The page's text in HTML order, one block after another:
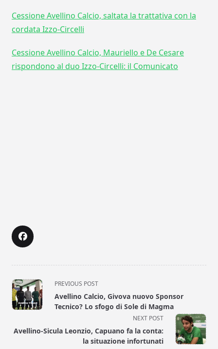
Cessione Avellino Calcio, saltata la trattativa con la
cordata Izzo-Circelli
Cessione Avellino Calcio, Mauriello e De Cesare
rispondono al duo Izzo-Circelli: il Comunicato
<span
class="nav-
subtitle
reader-
PREVIOUS POST
Avellino Calcio, Givova nuovo Sponsor
Tecnico? Lo sfogo di Sole di Magma
NEXT POST
Avellino-Sicula Leonzio, Capuano fa la conta:
la situazione infortunati